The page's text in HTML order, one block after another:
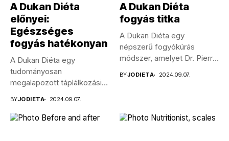
A Dukan Diéta
előnyei:
Egészséges
fogyás hatékonyan
A Dukan Diéta egy
tudományosan
megalapozott táplálkozási
BYJODIETA 2024.09.07.
A Dukan Diéta
fogyás titka
A Dukan Diéta egy
népszerű fogyókúrás
módszer, amelyet Dr. Pierre
BYJODIETA 2024.09.07.